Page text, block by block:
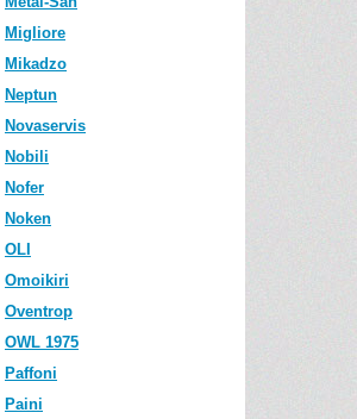
Migliore
Mikadzo
Neptun
Novaservis
Nobili
Nofer
Noken
OLI
Omoikiri
Oventrop
OWL 1975
Paffoni
Paini